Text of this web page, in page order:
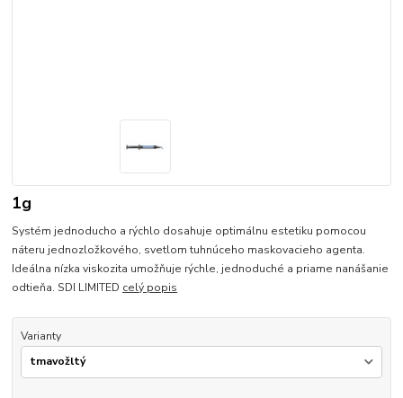
1g
Systém jednoducho a rýchlo dosahuje optimálnu estetiku pomocou
náteru jednozložkového, svetlom tuhnúceho maskovacieho agenta.
Ideálna nízka viskozita umožňuje rýchle, jednoduché a priame nanášanie
odtieňa. SDI LIMITED celý popis
Varianty